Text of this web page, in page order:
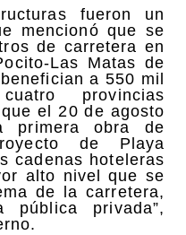
fueron un
mencionó que se
de carretera en
Las Matas de
a 550 mil
provincias
el 20 de agosto
primera obra de
de Playa
cadenas hoteleras
alto nivel que se
de la carretera,
privada”,